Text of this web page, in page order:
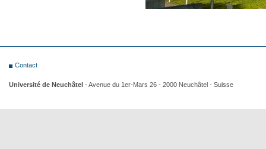
Contact
Université de Neuchâtel - Avenue du 1er-Mars 26 - 2000 Neuchâtel - Suisse